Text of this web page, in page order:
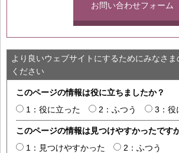
お問い合わせフォーム
より良いウェブサイトにするためにみなさ
ください
このページの情報は役に立ちましたか？
1：役に立った
2：ふつう 3：役
このページの情報は見つけやすかったです
1：見つけやすかった
2：ふつう